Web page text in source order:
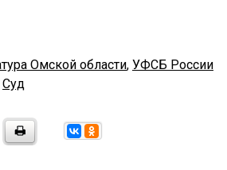
Омской области, УФСБ России
Суд